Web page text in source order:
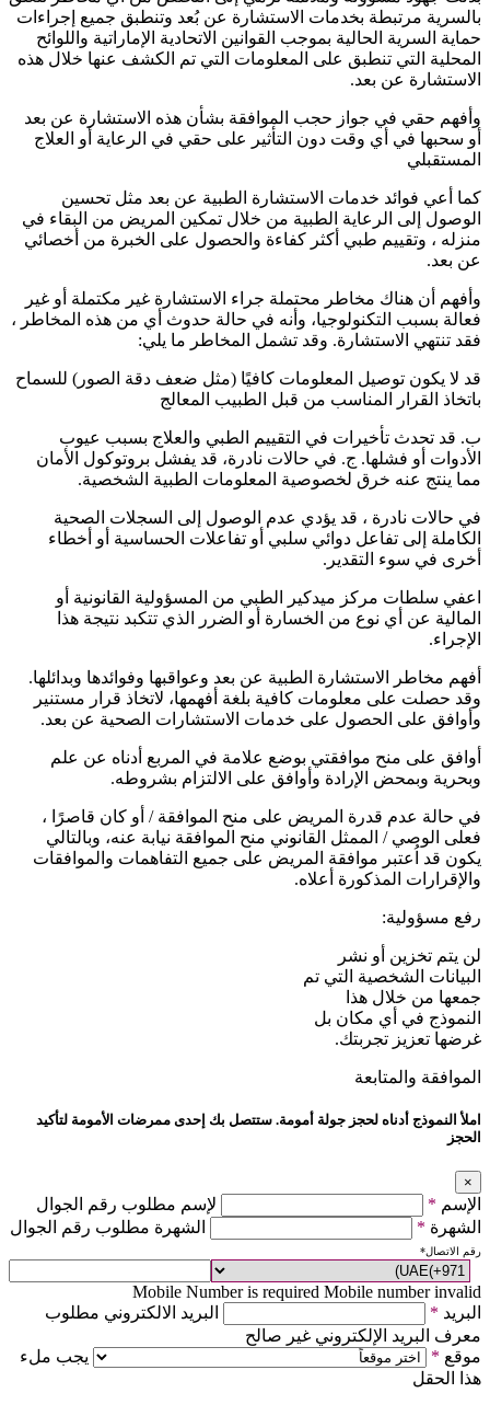
بالسرية مرتبطة بخدمات الاستشارة عن بُعد وتنطبق جميع إجراءات
حماية السرية الحالية بموجب القوانين الاتحادية الإماراتية واللوائح
المحلية التي تنطبق على المعلومات التي تم الكشف عنها خلال هذه
الاستشارة عن بعد.
وأفهم حقي في جواز حجب الموافقة بشأن هذه الاستشارة عن بعد
أو سحبها في أي وقت دون التأثير على حقي في الرعاية أو العلاج
المستقبلي
كما أعي فوائد خدمات الاستشارة الطبية عن بعد مثل تحسين
الوصول إلى الرعاية الطبية من خلال تمكين المريض من البقاء في
منزله ، وتقييم طبي أكثر كفاءة والحصول على الخبرة من أخصائي
عن بعد.
وأفهم أن هناك مخاطر محتملة جراء الاستشارة غير مكتملة أو غير
فعالة بسبب التكنولوجيا، وأنه في حالة حدوث أي من هذه المخاطر ،
فقد تنتهي الاستشارة. وقد تشمل المخاطر ما يلي:
قد لا يكون توصيل المعلومات كافيًا (مثل ضعف دقة الصور) للسماح
باتخاذ القرار المناسب من قبل الطبيب المعالج
ب. قد تحدث تأخيرات في التقييم الطبي والعلاج بسبب عيوب
الأدوات أو فشلها. ج. في حالات نادرة، قد يفشل بروتوكول الأمان
مما ينتج عنه خرق لخصوصية المعلومات الطبية الشخصية.
في حالات نادرة ، قد يؤدي عدم الوصول إلى السجلات الصحية
الكاملة إلى تفاعل دوائي سلبي أو تفاعلات الحساسية أو أخطاء
أخرى في سوء التقدير.
اعفي سلطات مركز ميدكير الطبي من المسؤولية القانونية أو
المالية عن أي نوع من الخسارة أو الضرر الذي تتكبد نتيجة هذا
الإجراء.
أفهم مخاطر الاستشارة الطبية عن بعد وعواقبها وفوائدها وبدائلها.
وقد حصلت على معلومات كافية بلغة أفهمها، لاتخاذ قرار مستنير
وأوافق على الحصول على خدمات الاستشارات الصحية عن بعد.
أوافق على منح موافقتي بوضع علامة في المربع أدناه عن علم
وبحرية وبمحض الإرادة وأوافق على الالتزام بشروطه.
في حالة عدم قدرة المريض على منح الموافقة / أو كان قاصرًا ،
فعلى الوصي / الممثل القانوني منح الموافقة نيابة عنه، وبالتالي
يكون قد اُعتبر موافقة المريض على جميع التفاهمات والموافقات
والإقرارات المذكورة أعلاه.
رفع مسؤولية:
لن يتم تخزين أو نشر
البيانات الشخصية التي تم
جمعها من خلال هذا
النموذج في أي مكان بل
غرضها تعزيز تجربتك.
الموافقة والمتابعة
املأ النموذج أدناه لحجز جولة أمومة. ستتصل بك إحدى ممرضات الأمومة لتأكيد
الحجز
×
الإسم *
لإسم مطلوب رقم الجوال
الشهرة * الشهرة مطلوب رقم الجوال
رقم الاتصال*
Mobile Number is required Mobile number invalid
البريد *
البريد الالكتروني مطلوب
معرف البريد الإلكتروني غير صالح
موقع *
يجب ملء
هذا الحقل